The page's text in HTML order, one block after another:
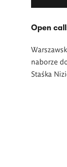
Open
naborze
Staśka